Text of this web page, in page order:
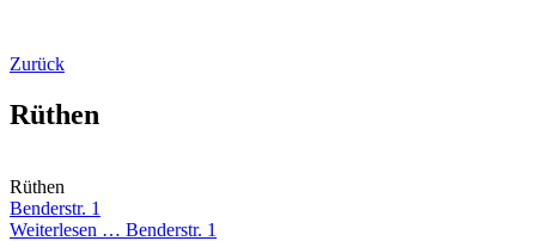
Zurück
Rüthen
Rüthen
Benderstr. 1
Weiterlesen … Benderstr. 1